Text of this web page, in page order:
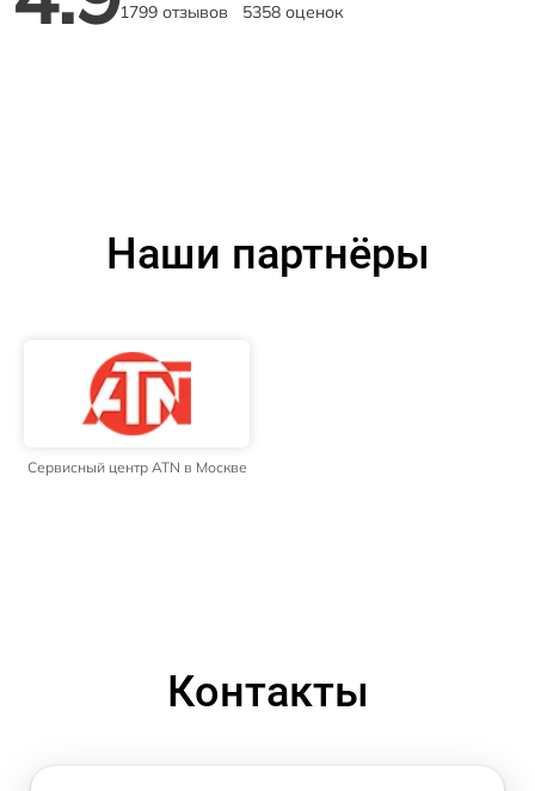
1799 отзывов 5358 оценок
Наши партнёры
Сервисный центр ATN в Москве
Контакты